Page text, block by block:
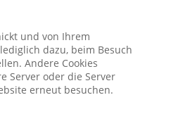
und von Ihrem
dazu, beim Besuch
Andere Cookies
Server oder die Server
erneut besuchen.